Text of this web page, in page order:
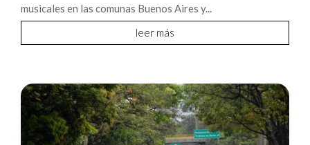
musicales en las comunas Buenos Aires y...
leer más